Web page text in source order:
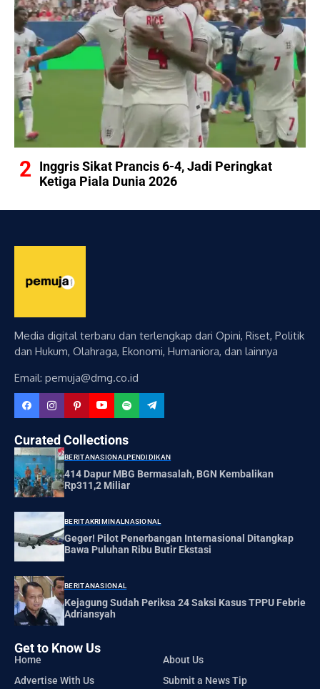
Inggris Sikat Prancis 6-4, Jadi Peringkat
Ketiga Piala Dunia 2026
Media digital terbaru dan terlengkap dari Opini, Riset, Politik
dan Hukum, Olahraga, Ekonomi, Humaniora, dan lainnya
Email: pemuja@dmg.co.id
Curated Collections
BERITANASIONALPENDIDIKAN
414 Dapur MBG Bermasalah, BGN Kembalikan
Rp311,2 Miliar
BERITAKRIMINALNASIONAL
Geger! Pilot Penerbangan Internasional Ditangkap
Bawa Puluhan Ribu Butir Ekstasi
BERITANASIONAL
Kejagung Sudah Periksa 24 Saksi Kasus TPPU Febrie
Adriansyah
Get to Know Us
Home
About Us
Advertise With Us
Submit a News Tip